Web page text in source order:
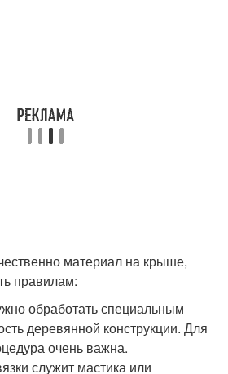
материал на крыше,
правилам:
обработать специальным
деревянной конструкции. Для
очень важна.
служит мастика или